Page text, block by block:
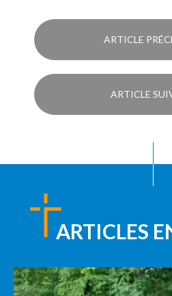
ARTICLE
ARTICLE
ARTICLES